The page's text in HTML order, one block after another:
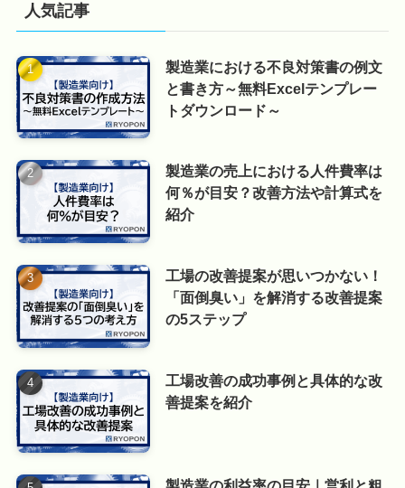
人気記事
製造業における不良対策書の例文
と書き方～無料Excelテンプレー
トダウンロード～
製造業の売上における人件費率は
何％が目安？改善方法や計算式を
紹介
工場の改善提案が思いつかない！
「面倒臭い」を解消する改善提案
の5ステップ
工場改善の成功事例と具体的な改
善提案を紹介